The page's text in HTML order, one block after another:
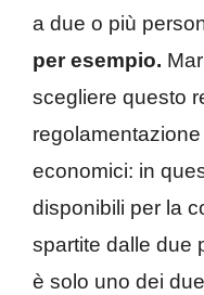
a due o più
per esempio.
scegliere questo
economici: in
disponibili per la
spartite dalle due
è solo uno dei